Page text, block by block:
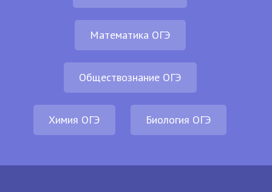
Математика ОГЭ
Обществознание ОГЭ
Химия ОГЭ Биология ОГЭ